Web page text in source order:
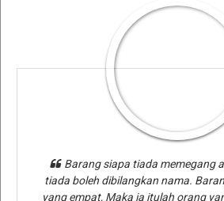
Barang siapa tiada memegang
tiada boleh dibilangkan nama.
yang empat, Maka ia itulah orang